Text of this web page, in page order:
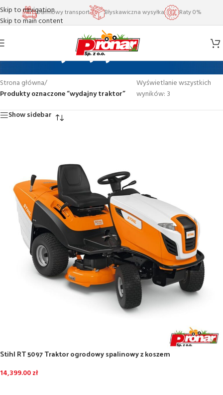
Skip to navigation
Skip to main content
Darmowy transport Błyskawiczna wysyłka Raty 0%
wydajny traktor
Strona główna/
Produkty oznaczone “wydajny traktor”
Wyświetlanie wszystkich
wyników: 3
Show sidebar
Stihl RT 5097 Traktor ogrodowy spalinowy z koszem
14,399.00zł